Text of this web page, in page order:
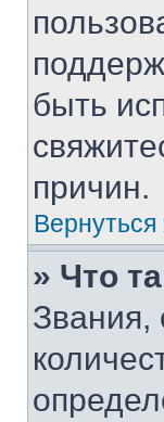
быть
причин.
Вернуться
» Что